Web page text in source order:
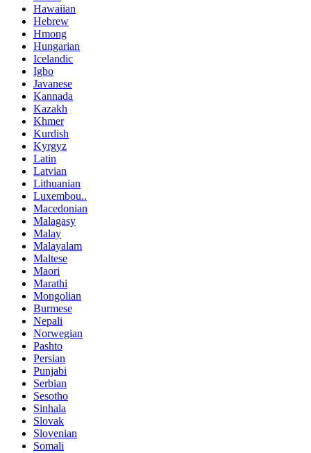
Hawaiian
Hebrew
Hmong
Hungarian
Icelandic
Igbo
Javanese
Kannada
Kazakh
Khmer
Kurdish
Kyrgyz
Latin
Latvian
Lithuanian
Luxembou..
Macedonian
Malagasy
Malay
Malayalam
Maltese
Maori
Marathi
Mongolian
Burmese
Nepali
Norwegian
Pashto
Persian
Punjabi
Serbian
Sesotho
Sinhala
Slovak
Slovenian
Somali